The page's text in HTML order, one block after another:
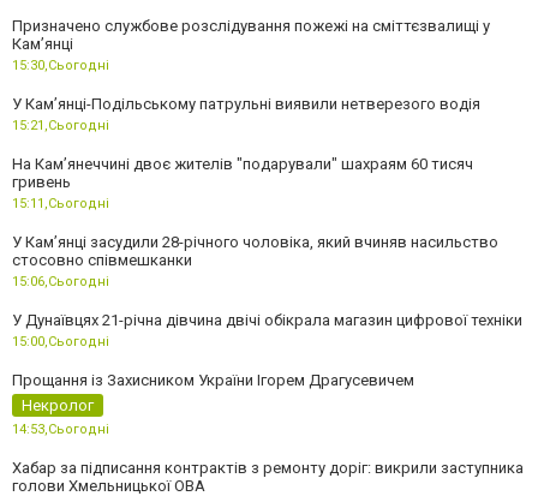
Призначено службове розслідування пожежі на сміттєзвалищі у
Кам’янці
15:30,Сьогодні
У Кам’янці-Подільському патрульні виявили нетверезого водія
15:21,Сьогодні
На Камʼянеччині двоє жителів "подарували" шахраям 60 тисяч
гривень
15:11,Сьогодні
У Камʼянці засудили 28-річного чоловіка, який вчиняв насильство
стосовно співмешканки
15:06,Сьогодні
У Дунаївцях 21-річна дівчина двічі обікрала магазин цифрової техніки
15:00,Сьогодні
Прощання із Захисником України Ігорем Драгусевичем
Некролог
14:53,Сьогодні
Хабар за підписання контрактів з ремонту доріг: викрили заступника
голови Хмельницької ОВА